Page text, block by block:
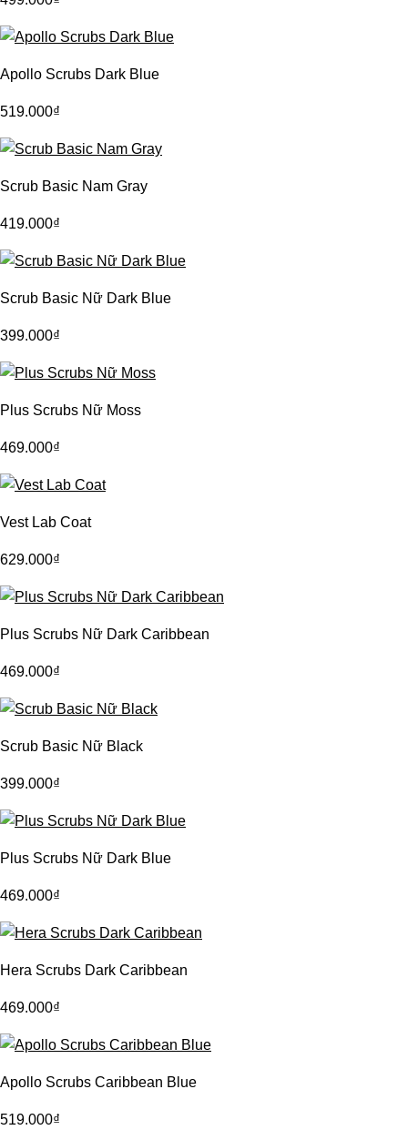
Apollo Scrubs Dark Blue
519.000₫
Scrub Basic Nam Gray
419.000₫
Scrub Basic Nữ Dark Blue
399.000₫
Plus Scrubs Nữ Moss
469.000₫
Vest Lab Coat
629.000₫
Plus Scrubs Nữ Dark Caribbean
469.000₫
Scrub Basic Nữ Black
399.000₫
Plus Scrubs Nữ Dark Blue
469.000₫
Hera Scrubs Dark Caribbean
469.000₫
Apollo Scrubs Caribbean Blue
519.000₫